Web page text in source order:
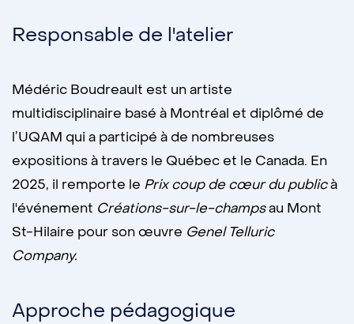
Responsable de l'atelier
Médéric Boudreault est un artiste
multidisciplinaire basé à Montréal et diplômé de
l’UQAM qui a participé à de nombreuses
expositions à travers le Québec et le Canada. En
2025, il remporte le Prix coup de cœur du publicà
l'événement Créations-sur-le-champsau Mont
St-Hilaire pour son œuvre Genel Telluric
Company.
Approche pédagogique